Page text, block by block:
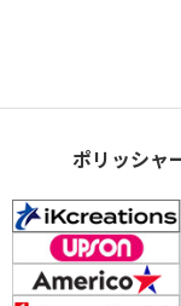
ポリッシャ